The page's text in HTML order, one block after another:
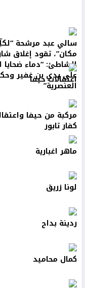
سالي عبد مرشحة
مكان”، تقود إغلاق
الشاطئ: “دماء ضحايا
على يدي بن غفير
العنصرية”
اعتقالات حيفا
مركبة من حيفا
كفار تابور
ماهر اغبارية
لونا زريق
ردينة بداح
كمال محاميد